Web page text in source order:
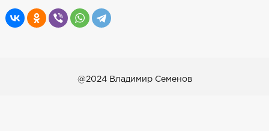
@2024 Владимир Семенов